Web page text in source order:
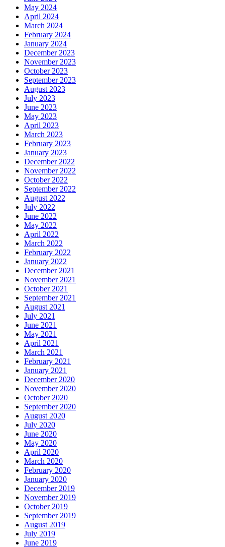
May 2024
April 2024
March 2024
February 2024
January 2024
December 2023
November 2023
October 2023
September 2023
August 2023
July 2023
June 2023
May 2023
April 2023
March 2023
February 2023
January 2023
December 2022
November 2022
October 2022
September 2022
August 2022
July 2022
June 2022
May 2022
April 2022
March 2022
February 2022
January 2022
December 2021
November 2021
October 2021
September 2021
August 2021
July 2021
June 2021
May 2021
April 2021
March 2021
February 2021
January 2021
December 2020
November 2020
October 2020
September 2020
August 2020
July 2020
June 2020
May 2020
April 2020
March 2020
February 2020
January 2020
December 2019
November 2019
October 2019
September 2019
August 2019
July 2019
June 2019